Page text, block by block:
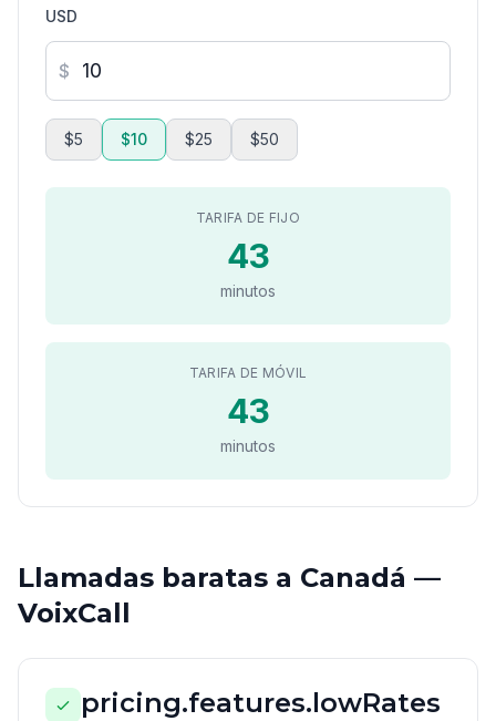
USD
$
$5 $10 $25 $50
TARIFA DE FIJO
43
minutos
TARIFA DE MÓVIL
43
minutos
Llamadas baratas a Canadá —
VoixCall
pricing.features.lowRates